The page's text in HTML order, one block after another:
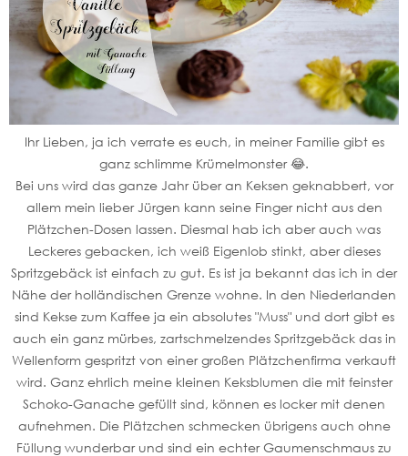
Ihr Lieben, ja ich verrate es euch, in meiner Familie gibt es
ganz schlimme Krümelmonster 😂.
Bei uns wird das ganze Jahr über an Keksen geknabbert, vor
allem mein lieber Jürgen kann seine Finger nicht aus den
Plätzchen-Dosen lassen. Diesmal hab ich aber auch was
Leckeres gebacken, ich weiß Eigenlob stinkt, aber dieses
Spritzgebäck ist einfach zu gut. Es ist ja bekannt das ich in der
Nähe der holländischen Grenze wohne. In den Niederlanden
sind Kekse zum Kaffee ja ein absolutes "Muss" und dort gibt es
auch ein ganz mürbes, zartschmelzendes Spritzgebäck das in
Wellenform gespritzt von einer großen Plätzchenfirma verkauft
wird. Ganz ehrlich meine kleinen Keksblumen die mit feinster
Schoko-Ganache gefüllt sind, können es locker mit denen
aufnehmen. Die Plätzchen schmecken übrigens auch ohne
Füllung wunderbar und sind ein echter Gaumenschmaus zu